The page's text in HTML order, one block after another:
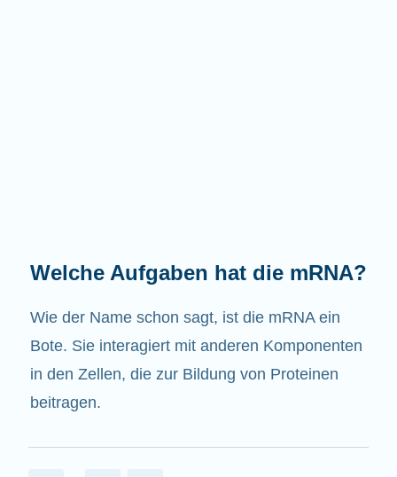
Welche Aufgaben hat die mRNA?
Wie der Name schon sagt, ist die mRNA ein
Bote. Sie interagiert mit anderen Komponenten
in den Zellen, die zur Bildung von Proteinen
beitragen.